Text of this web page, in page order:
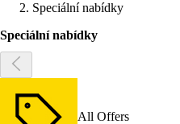
Speciální nabídky
Speciální nabídky
All Offers